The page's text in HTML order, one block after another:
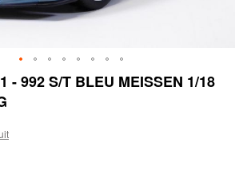
- 992 S/T BLEU MEISSEN 1/18